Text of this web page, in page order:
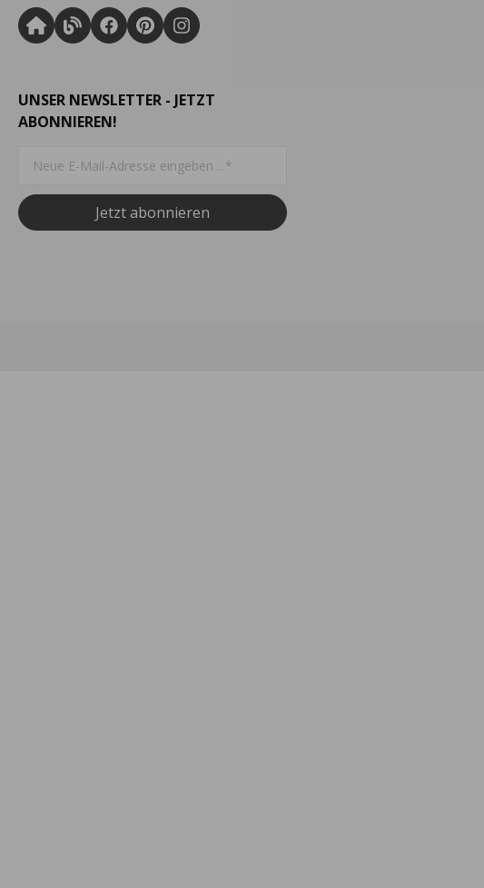
UNSER NEWSLETTER - JETZT
ABONNIEREN!
Jetzt abonnieren